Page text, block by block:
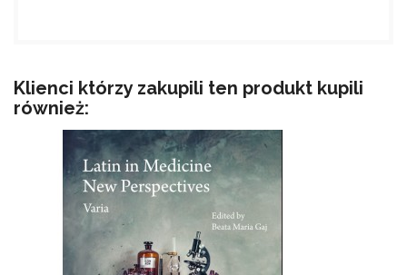
Klienci którzy zakupili ten produkt kupili
również: